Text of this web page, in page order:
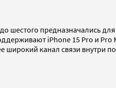
шестого предназначались
iPhone 15 Pro и Pro
широкий канал связи внутри